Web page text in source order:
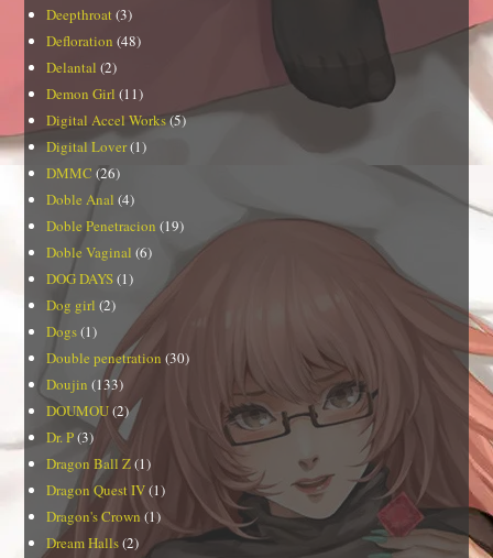
Deepthroat (3)
Defloration (48)
Delantal (2)
Demon Girl (11)
Digital Accel Works(5)
Digital Lover(1)
DMMC (26)
Doble Anal (4)
Doble Penetracion (19)
Doble Vaginal (6)
DOG DAYS(1)
Dog girl (2)
Dogs(1)
Double penetration (30)
Doujin (133)
DOUMOU(2)
Dr. P(3)
Dragon Ball Z(1)
Dragon Quest IV(1)
Dragon's Crown (1)
Dream Halls(2)